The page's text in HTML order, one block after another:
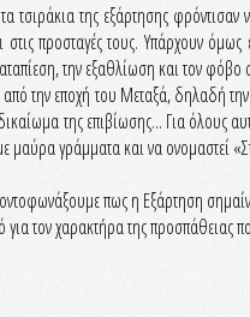
τσιράκια της εξάρτησης
στις προσταγές τους. Υπάρχουν
την εξαθλίωση και τον
την εποχή του Μεταξά, δηλαδή
της επιβίωσης... Για όλους
μαύρα γράμματα και να ονομαστεί
πως η Εξάρτηση
για τον χαρακτήρα της προσπάθειας